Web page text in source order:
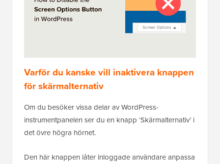
Varför du kanske vill inaktivera knappen
för skärmalternativ
Om du besöker vissa delar av WordPress-
instrumentpanelen ser du en knapp ‘Skärmalternativ’ i
det övre högra hörnet.
Den här knappen låter inloggade användare anpassa